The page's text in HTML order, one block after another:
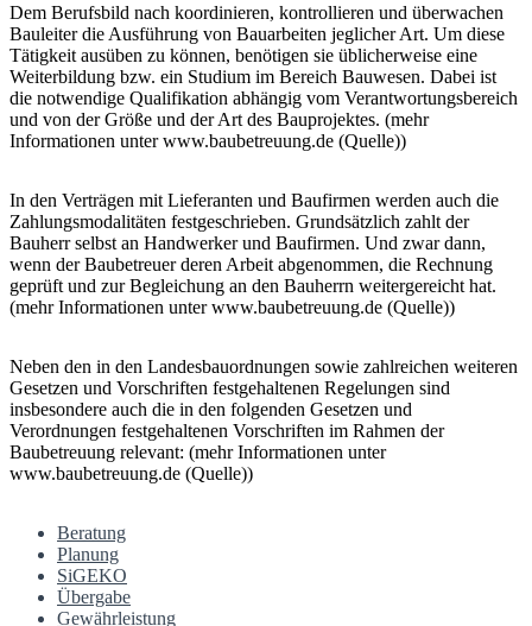
Dem Berufsbild nach koordinieren, kontrollieren und überwachen
Bauleiter die Ausführung von Bauarbeiten jeglicher Art. Um diese
Tätigkeit ausüben zu können, benötigen sie üblicherweise eine
Weiterbildung bzw. ein Studium im Bereich Bauwesen. Dabei ist
die notwendige Qualifikation abhängig vom Verantwortungsbereich
und von der Größe und der Art des Bauprojektes. (mehr
Informationen unter www.baubetreuung.de (Quelle))
In den Verträgen mit Lieferanten und Baufirmen werden auch die
Zahlungsmodalitäten festgeschrieben. Grundsätzlich zahlt der
Bauherr selbst an Handwerker und Baufirmen. Und zwar dann,
wenn der Baubetreuer deren Arbeit abgenommen, die Rechnung
geprüft und zur Begleichung an den Bauherrn weitergereicht hat.
(mehr Informationen unter www.baubetreuung.de (Quelle))
Neben den in den Landesbauordnungen sowie zahlreichen weiteren
Gesetzen und Vorschriften festgehaltenen Regelungen sind
insbesondere auch die in den folgenden Gesetzen und
Verordnungen festgehaltenen Vorschriften im Rahmen der
Baubetreuung relevant: (mehr Informationen unter
www.baubetreuung.de (Quelle))
Beratung
Planung
SiGEKO
Übergabe
Gewährleistung